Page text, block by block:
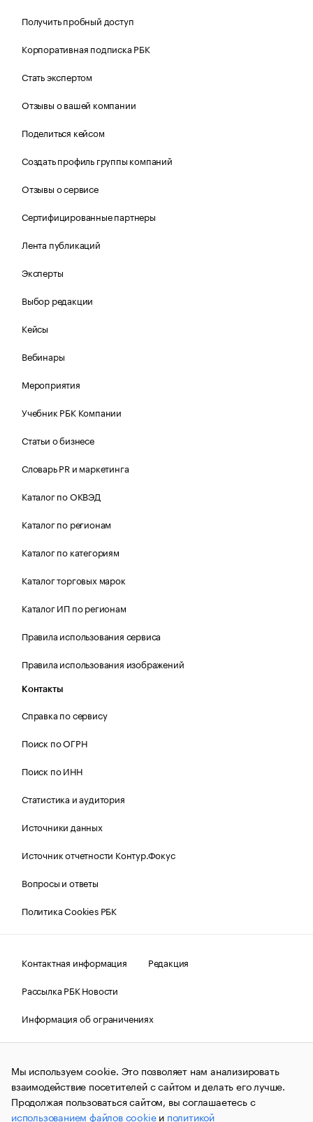
Получить пробный доступ
Корпоративная подписка РБК
Стать экспертом
Отзывы о вашей компании
Поделиться кейсом
Создать профиль группы компаний
Отзывы о сервисе
Сертифицированные партнеры
Лента публикаций
Эксперты
Выбор редакции
Кейсы
Вебинары
Мероприятия
Учебник РБК Компании
Статьи о бизнесе
Словарь PR и маркетинга
Каталог по ОКВЭД
Каталог по регионам
Каталог по категориям
Каталог торговых марок
Каталог ИП по регионам
Правила использования сервиса
Правила использования изображений
Контакты
Справка по сервису
Поиск по ОГРН
Поиск по ИНН
Статистика и аудитория
Источники данных
Источник отчетности Контур.Фокус
Вопросы и ответы
Политика Cookies РБК
Контактная информация
Редакция
Рассылка РБК Новости
Информация об ограничениях
Правовая информация
О соблюдении авторских прав
© АО «РОСБИЗНЕСКОНСАЛТИНГ»,1995–2026.Сообщения
и материалы информационного агентства «РБК»
(зарегистрировано Федеральной службой по надзору в сфере
связи, информационных технологий и массовых
коммуникаций (Роскомнадзор) 09.12.2015 за номером ИА
Мы используем cookie. Это позволяет нам анализировать
взаимодействие посетителей с сайтом и делать его лучше.
Продолжая пользоваться сайтом, вы соглашаетесь с
использованием файлов cookieи политикой